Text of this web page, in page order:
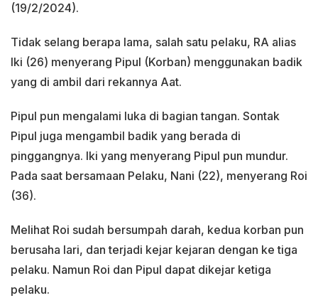
(19/2/2024).
Tidak selang berapa lama, salah satu pelaku, RA alias
Iki (26) menyerang Pipul (Korban) menggunakan badik
yang di ambil dari rekannya Aat.
Pipul pun mengalami luka di bagian tangan. Sontak
Pipul juga mengambil badik yang berada di
pinggangnya. Iki yang menyerang Pipul pun mundur.
Pada saat bersamaan Pelaku, Nani (22), menyerang Roi
(36).
Melihat Roi sudah bersumpah darah, kedua korban pun
berusaha lari, dan terjadi kejar kejaran dengan ke tiga
pelaku. Namun Roi dan Pipul dapat dikejar ketiga
pelaku.